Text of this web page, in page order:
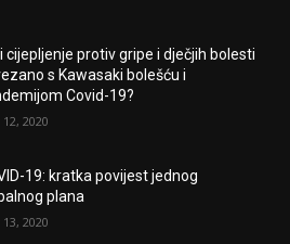
cijepljenje protiv gripe i dječjih bolesti
s Kawasaki bolešću i
Covid-19?
2020
19: kratka povijest jednog
plana
2020